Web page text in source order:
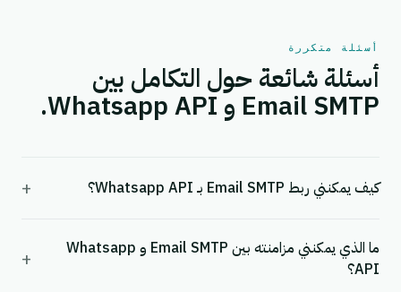
أسئلة متكررة
أسئلة شائعة حول التكامل بين
Email SMTP و Whatsapp API.
كيف يمكنني ربط Email SMTP بـ Whatsapp API؟ +
ما الذي يمكنني مزامنته بين Email SMTP و Whatsapp
API؟
+